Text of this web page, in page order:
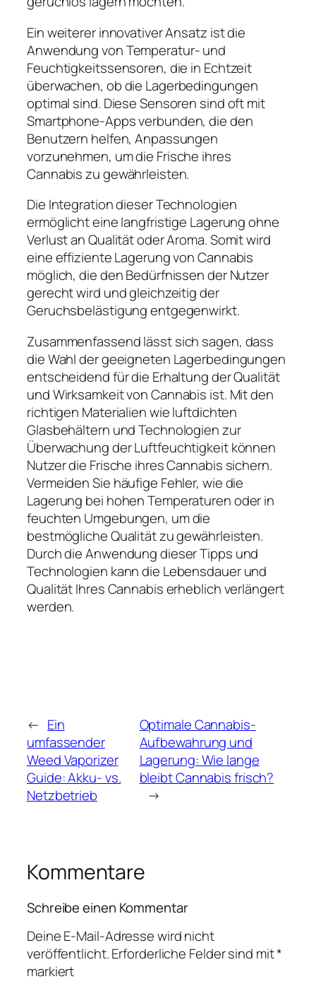
Ein weiterer innovativer Ansatz ist die
Anwendung von Temperatur- und
Feuchtigkeitssensoren, die in Echtzeit
überwachen, ob die Lagerbedingungen
optimal sind. Diese Sensoren sind oft mit
Smartphone-Apps verbunden, die den
Benutzern helfen, Anpassungen
vorzunehmen, um die Frische ihres
Cannabis zu gewährleisten.
Die Integration dieser Technologien
ermöglicht eine langfristige Lagerung ohne
Verlust an Qualität oder Aroma. Somit wird
eine effiziente Lagerung von Cannabis
möglich, die den Bedürfnissen der Nutzer
gerecht wird und gleichzeitig der
Geruchsbelästigung entgegenwirkt.
Zusammenfassend lässt sich sagen, dass
die Wahl der geeigneten Lagerbedingungen
entscheidend für die Erhaltung der Qualität
und Wirksamkeit von Cannabis ist. Mit den
richtigen Materialien wie luftdichten
Glasbehältern und Technologien zur
Überwachung der Luftfeuchtigkeit können
Nutzer die Frische ihres Cannabis sichern.
Vermeiden Sie häufige Fehler, wie die
Lagerung bei hohen Temperaturen oder in
feuchten Umgebungen, um die
bestmögliche Qualität zu gewährleisten.
Durch die Anwendung dieser Tipps und
Technologien kann die Lebensdauer und
Qualität Ihres Cannabis erheblich verlängert
werden.
← Ein
umfassender
Weed Vaporizer
Guide: Akku- vs.
Netzbetrieb
Optimale Cannabis-
Aufbewahrung und
Lagerung: Wie lange
bleibt Cannabis frisch?
→
Kommentare
Schreibe einen Kommentar
Deine E-Mail-Adresse wird nicht
veröffentlicht.Erforderliche Felder sind mit*
markiert